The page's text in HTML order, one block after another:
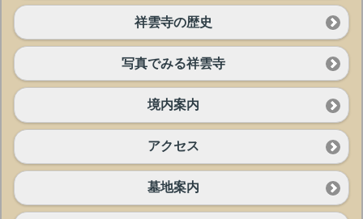
祥雲寺の歴史
写真でみる祥雲寺
境内案内
アクセス
墓地案内